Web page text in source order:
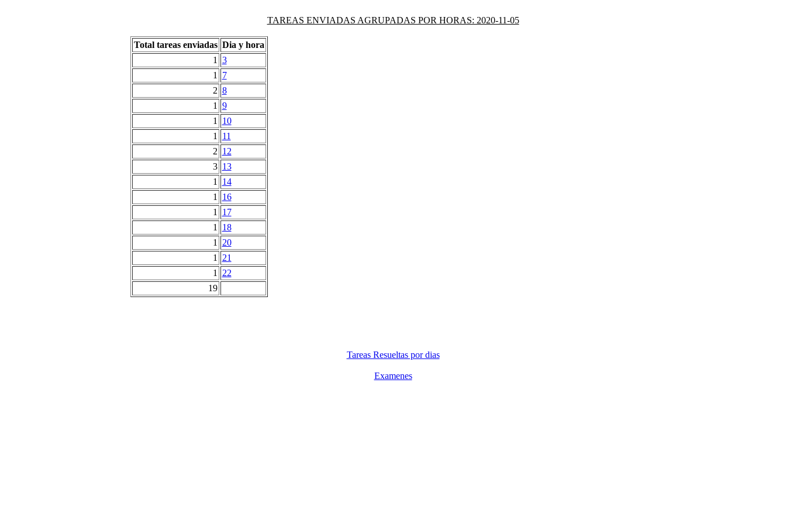
TAREAS ENVIADAS AGRUPADAS POR HORAS: 2020-11-05
Total tareas enviadas Dia y hora
1
3
1
7
2 8
1
9
1
10
1
11
2 12
3 13
1
14
1
16
1
17
1
18
1
20
1
21
1
22
19
Tareas Resueltas por dias
Examenes